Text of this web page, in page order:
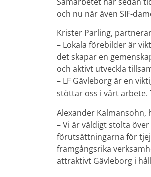
och nu när även SIF-
Krister Parling,
– Lokala förebilder är
det skapar en
och aktivt utveckla
– LF Gävleborg är en
stöttar oss i vårt arbete.
Alexander Kalmansohn,
– Vi är väldigt stolta
förutsättningarna för
framgångsrika
attraktivt Gävleborg i